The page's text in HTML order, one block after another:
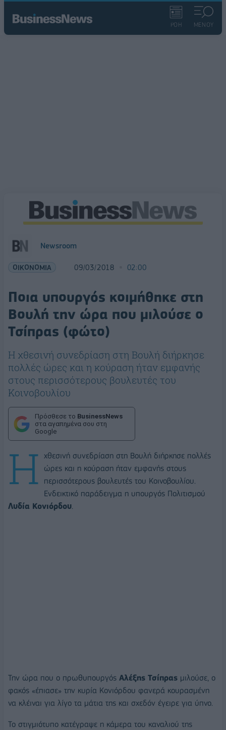
ΡΟΗ ΜΕΝΟΥ
Newsroom
ΟΙΚΟΝΟΜΙΑ 09/03/2018 02:00
Ποια υπουργός κοιμήθηκε στη
Βουλή την ώρα που μιλούσε ο
Τσίπρας (φώτο)
Η χθεσινή συνεδρίαση στη Βουλή διήρκησε
πολλές ώρες και η κούραση ήταν εμφανής
στους περισσότερους βουλευτές του
Κοινοβουλίου
Πρόσθεσε το BusinessNews
στα αγαπημένα σου στη
Google
Η χθεσινή συνεδρίαση στη Βουλή διήρκησε πολλές
ώρες και η κούραση ήταν εμφανής στους
περισσότερους βουλευτές του Κοινοβουλίου.
Ενδεικτικό παράδειγμα η υπουργός Πολιτισμού
Λυδία Κονιόρδου.
Την ώρα που ο πρωθυπουργός Αλέξης Τσίπρας μιλούσε, ο
φακός «έπιασε» την κυρία Κονιόρδου φανερά κουρασμένη
να κλέιναι για λίγο τα μάτια της και σχεδόν έγειρε για ύπνο.
Το στιγμιότυπο κατέγραψε η κάμερα του καναλιού της